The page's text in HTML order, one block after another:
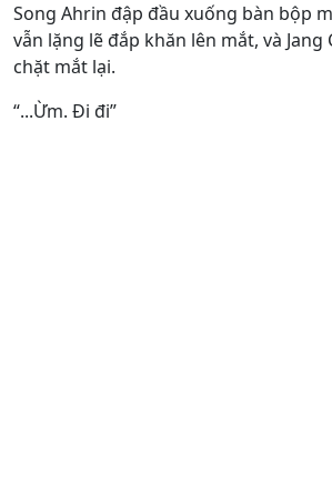
Song Ahrin đập đầu xuống bàn bộp
vẫn lặng lẽ đắp khăn lên mắt, và Jang
chặt mắt lại.
“...Ừm. Đi đi”